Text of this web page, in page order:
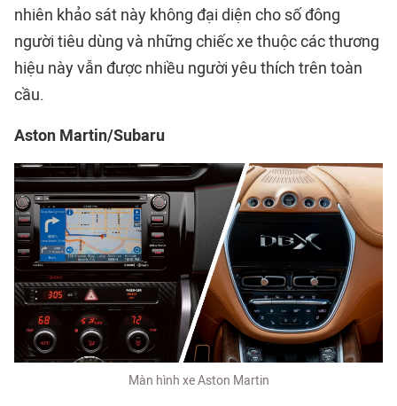
nhiên khảo sát này không đại diện cho số đông
người tiêu dùng và những chiếc xe thuộc các thương
hiệu này vẫn được nhiều người yêu thích trên toàn
cầu.
Aston Martin/Subaru
Màn hình xe Aston Martin